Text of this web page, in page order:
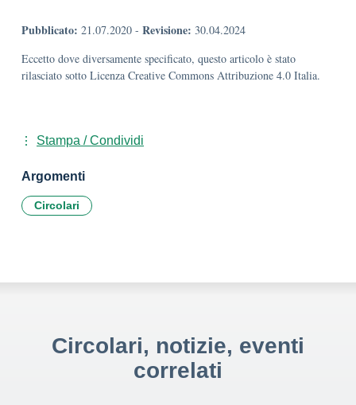
Pubblicato: 21.07.2020 - Revisione: 30.04.2024
Eccetto dove diversamente specificato, questo articolo è stato
rilasciato sotto Licenza Creative Commons Attribuzione 4.0 Italia.
Stampa / Condividi
Argomenti
Circolari
Circolari, notizie, eventi
correlati